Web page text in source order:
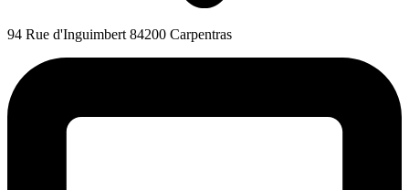
94 Rue d'Inguimbert 84200 Carpentras